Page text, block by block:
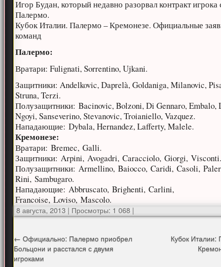
Игор Будан, который недавно разорвал контракт игрока
Палермо.
Кубок Италии. Палермо – Кремонезе. Официальные
команд
Палермо:
Вратари: Fulignati, Sorrentino, Ujkani.
Защитники: Andelkovic, Daprelà, Goldaniga, Milanovic,
Struna, Terzi.
Полузащитники: Bacinovic, Bolzoni, Di Gennaro, Embalo,
Ngoyi, Sanseverino, Stevanovic, Troianiello, Vazquez.
Нападающие: Dybala, Hernandez, Lafferty, Malele.
Кремонезе:
Вратари: Bremec, Galli.
Защитники: Arpini, Avogadri, Caracciolo, Giorgi,
Полузащитники: Armellino, Baiocco, Caridi, Casoli,
Rini, Sambugaro.
Нападающие: Abbruscato, Brighenti, Carlini,
Francoise, Loviso, Mascolo.
8 августа, 2013 | Просмотры: 1 068 |
← Официально: Палермо приобрел
Больцони и расстался с двумя
игроками
Кубок Италии: